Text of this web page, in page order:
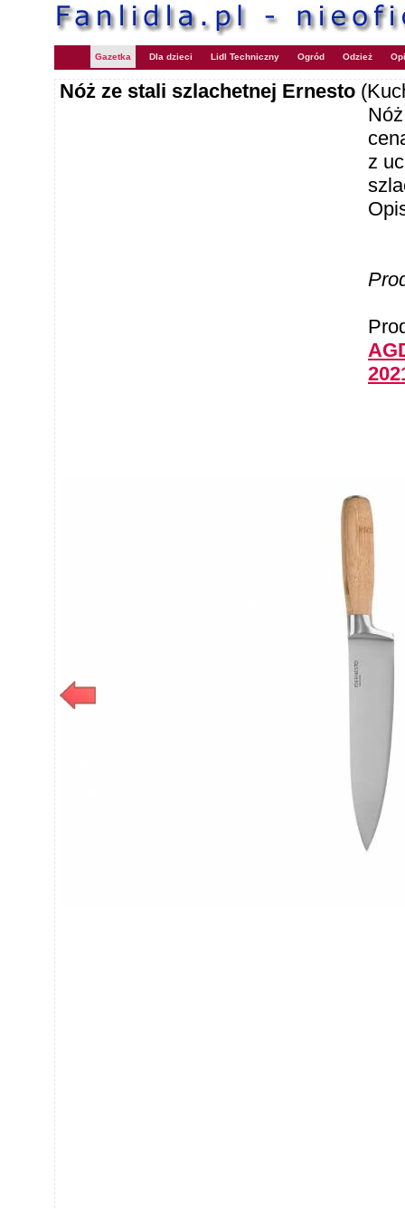
Gazetka Dla dzieci Lidl Techniczny Ogród Odzież
Nóż ze stali szlachetnej Ernesto
z